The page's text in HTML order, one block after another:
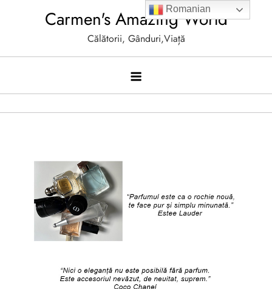
Carmen's Amazing World
Călătorii, Gânduri,Viață
Romanian